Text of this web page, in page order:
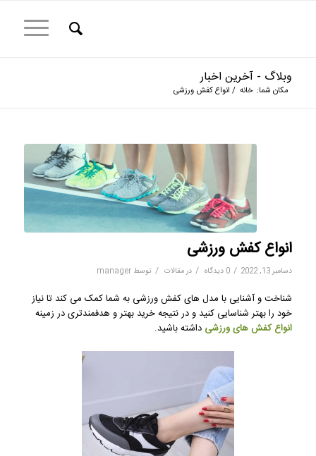
وبلاگ - آخرین اخبار
مکان شما: خانه / انواع کفش ورزشی
انواع کفش ورزشی
دسامبر 13, 2022 / 0 دیدگاه / درمقالات / توسط manager
شناخت و آشنایی با مدل های کفش ورزشی به شما کمک می کند تا نیاز
خود را بهتر شناسایی کنید و در نتیجه خرید بهتر و هدفمندتری در زمینه
انواع کفش های ورزشی داشته باشید.